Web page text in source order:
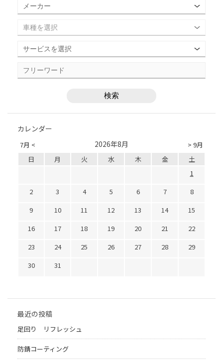
カレンダー
7月 < > 9月
2026年8月
日 月 火 水 木 金
土
1
2
3 4 5 6 7
8
9
10 11 12 13 14
15
16
17 18 19 20 21
22
23
24 25 26 27 28
29
30
31
最近の投稿
足回り リフレッシュ
防錆コーティング